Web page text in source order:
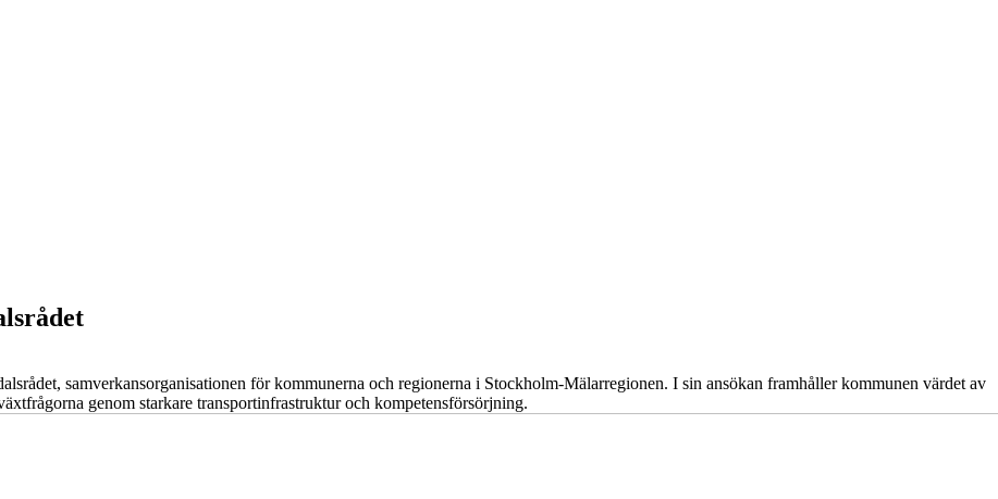
samverkansorganisationen för kommunerna och regionerna i Stockholm-Mälarregionen. I sin ansökan framhåller kommunen värdet av
genom starkare transportinfrastruktur och kompetensförsörjning.